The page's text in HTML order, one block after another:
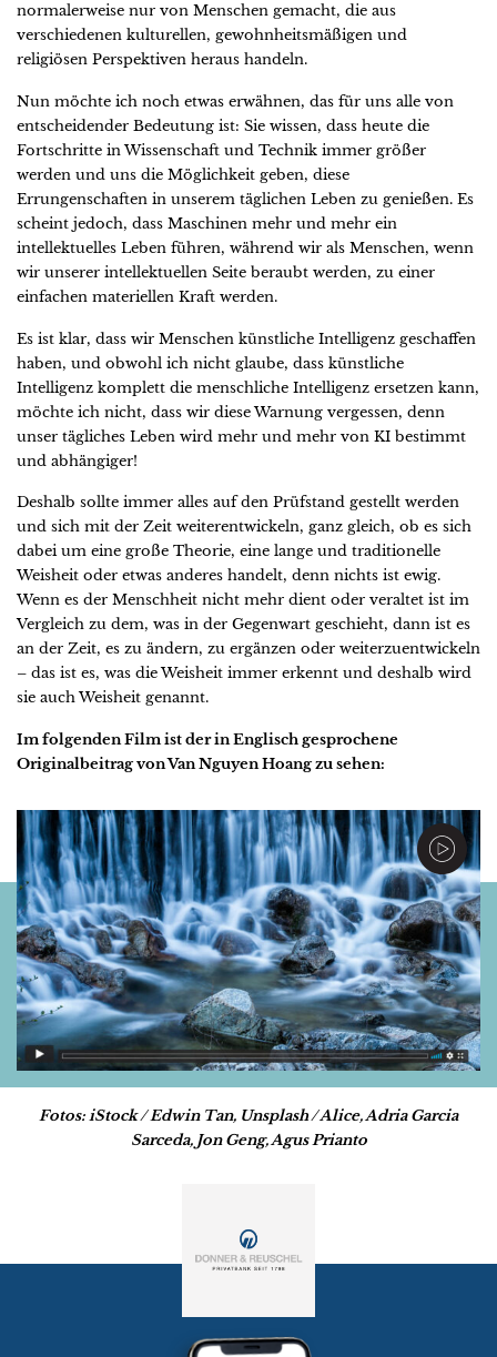
normalerweise nur von Menschen gemacht, die aus
verschiedenen kulturellen, gewohnheitsmäßigen und
religiösen Perspektiven heraus handeln.
Nun möchte ich noch etwas erwähnen, das für uns alle von
entscheidender Bedeutung ist: Sie wissen, dass heute die
Fortschritte in Wissenschaft und Technik immer größer
werden und uns die Möglichkeit geben, diese
Errungenschaften in unserem täglichen Leben zu genießen. Es
scheint jedoch, dass Maschinen mehr und mehr ein
intellektuelles Leben führen, während wir als Menschen, wenn
wir unserer intellektuellen Seite beraubt werden, zu einer
einfachen materiellen Kraft werden.
Es ist klar, dass wir Menschen künstliche Intelligenz geschaffen
haben, und obwohl ich nicht glaube, dass künstliche
Intelligenz komplett die menschliche Intelligenz ersetzen kann,
möchte ich nicht, dass wir diese Warnung vergessen, denn
unser tägliches Leben wird mehr und mehr von KI bestimmt
und abhängiger!
Deshalb sollte immer alles auf den Prüfstand gestellt werden
und sich mit der Zeit weiterentwickeln, ganz gleich, ob es sich
dabei um eine große Theorie, eine lange und traditionelle
Weisheit oder etwas anderes handelt, denn nichts ist ewig.
Wenn es der Menschheit nicht mehr dient oder veraltet ist im
Vergleich zu dem, was in der Gegenwart geschieht, dann ist es
an der Zeit, es zu ändern, zu ergänzen oder weiterzuentwickeln
– das ist es, was die Weisheit immer erkennt und deshalb wird
sie auch Weisheit genannt.
Im folgenden Film ist der in Englisch gesprochene
Originalbeitrag von Van Nguyen Hoang zu sehen:
Fotos: iStock / Edwin Tan, Unsplash / Alice, Adria Garcia
Sarceda, Jon Geng, Agus Prianto